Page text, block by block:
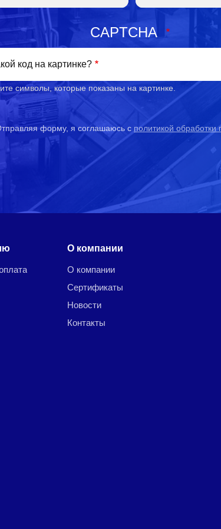
CAPTCHA
код на картинке?
символы, которые показаны на картинке.
форму, я соглашаюсь с политикой
О компании
О компании
Сертификаты
Новости
Контакты